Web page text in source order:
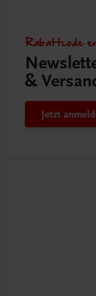
Rabattcode
&
Jetzt